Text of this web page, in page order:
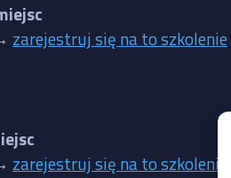
zarejestruj się na to szkolenie
zarejestruj się na to szkolenie